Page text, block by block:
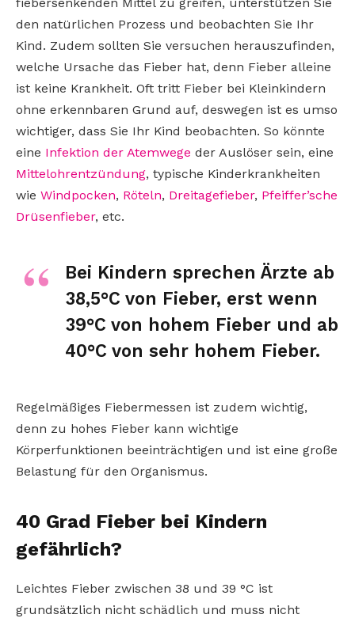
fiebersenkenden Mittel zu greifen, unterstützen Sie
den natürlichen Prozess und beobachten Sie Ihr
Kind. Zudem sollten Sie versuchen herauszufinden,
welche Ursache das Fieber hat, denn Fieber alleine
ist keine Krankheit. Oft tritt Fieber bei Kleinkindern
ohne erkennbaren Grund auf, deswegen ist es umso
wichtiger, dass Sie Ihr Kind beobachten. So könnte
eine Infektion der Atemwege der Auslöser sein, eine
Mittelohrentzündung, typische Kinderkrankheiten
wie Windpocken, Röteln, Dreitagefieber, Pfeiffer’sche
Drüsenfieber, etc.
Bei Kindern sprechen Ärzte ab
38,5°C von Fieber, erst wenn
39°C von hohem Fieber und ab
40°C von sehr hohem Fieber.
Regelmäßiges Fiebermessen ist zudem wichtig,
denn zu hohes Fieber kann wichtige
Körperfunktionen beeinträchtigen und ist eine große
Belastung für den Organismus.
40 Grad Fieber bei Kindern
gefährlich?
Leichtes Fieber zwischen 38 und 39 °C ist
grundsätzlich nicht schädlich und muss nicht